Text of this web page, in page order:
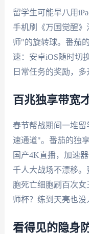
留学生可能早八用
手机刷《万国觉醒》
师"的旋转球。番茄
速：安卓iOS随时切
日常任务的奖励，多
百兆独享带宽
春节帮战期间一堆
速通道"。番茄的独
国产4K直播，加速
千人大战场不漂移
胞死亡细胞刷百次
师杯？练到天亮也没
看得见的隐身